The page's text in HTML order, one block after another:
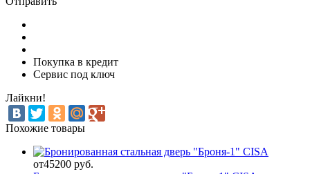
Покупка в кредит
Сервис под ключ
Лайкни!
Похожие товары
от45200 руб.